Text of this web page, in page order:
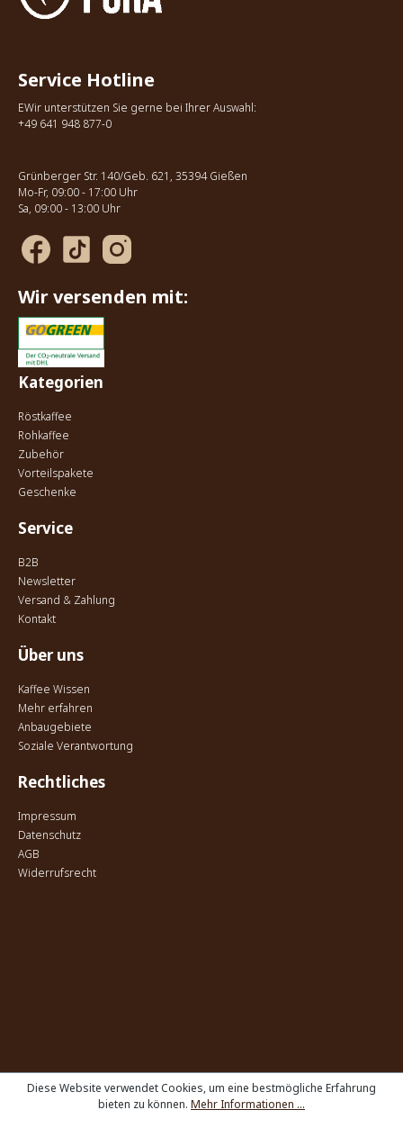
Service Hotline
EWir unterstützen Sie gerne bei Ihrer Auswahl:
+49 641 948 877-0
Grünberger Str. 140/Geb. 621, 35394 Gießen
Mo-Fr, 09:00 - 17:00 Uhr
Sa, 09:00 - 13:00 Uhr
Wir versenden mit:
Kategorien
Röstkaffee
Rohkaffee
Zubehör
Vorteilspakete
Geschenke
Service
B2B
Newsletter
Versand & Zahlung
Kontakt
Über uns
Kaffee Wissen
Mehr erfahren
Anbaugebiete
Soziale Verantwortung
Rechtliches
Impressum
Datenschutz
AGB
Widerrufsrecht
Diese Website verwendet Cookies, um eine bestmögliche Erfahrung
bieten zu können. Mehr Informationen ...